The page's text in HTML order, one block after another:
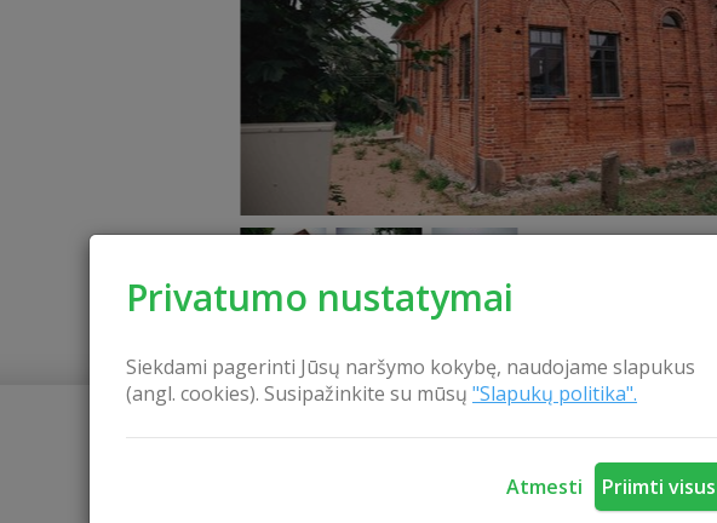
Privatumo nustatymai
Siekdami pagerinti Jūsų naršymo kokybę, naudojame slapukus
(angl. cookies). Susipažinkite su mūsų "Slapukų politika".
Atmesti Priimti visus